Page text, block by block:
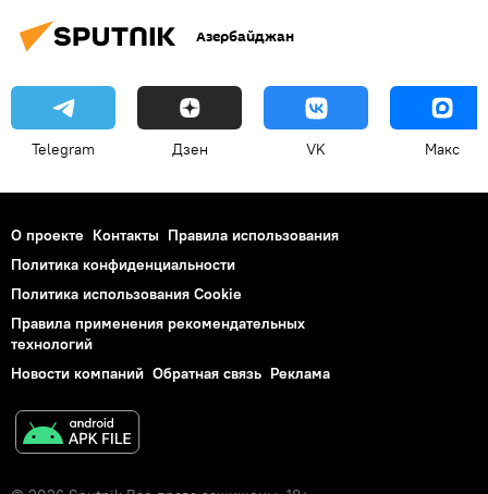
Азербайджан
Telegram Дзен VK Макс
О проекте Контакты Правила использования
Политика конфиденциальности
Политика использования Cookie
Правила применения рекомендательных
технологий
Новости компаний Обратная связь Реклама